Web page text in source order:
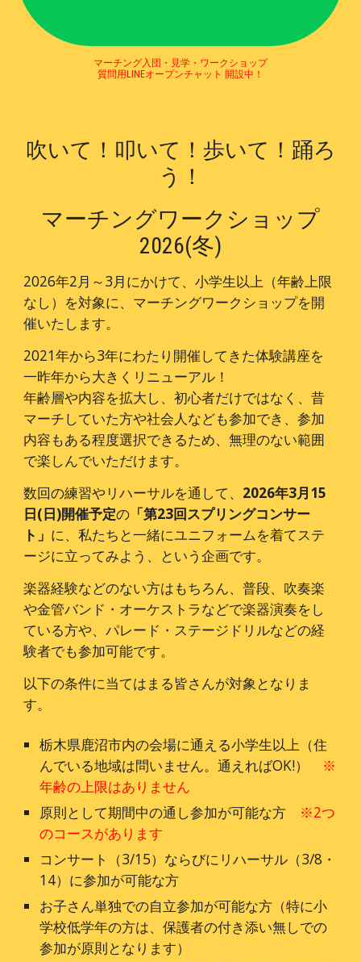
マーチング入団・見学・ワークショップ
質問用LINEオープンチャット 開設中！
吹いて！叩いて！歩いて！踊ろ
う！
マーチングワークショップ
2026(冬)
2026年2月～3月にかけて、小学生以上（年齢上限
なし）を対象に、マーチングワークショップを開
催いたします。
2021年から3年にわたり開催してきた体験講座を
一昨年から大きくリニューアル！
年齢層や内容を拡大し、初心者だけではなく、昔
マーチしていた方や社会人なども参加でき、参加
内容もある程度選択できるため、無理のない範囲
で楽しんでいただけます。
数回の練習やリハーサルを通して、 2026年3月15
日(日)開催予定の 「第23回スプリングコンサー
ト」 に、私たちと一緒にユニフォームを着てステ
ージに立ってみよう、という企画です。
楽器経験などのない方はもちろん、普段、吹奏楽
や金管バンド・オーケストラなどで楽器演奏をし
ている方や、パレード・ステージドリルなどの経
験者でも参加可能です。
以下の条件に当てはまる皆さんが対象となりま
す。
栃木県鹿沼市内の会場に通える小学生以上（住
んでいる地域は問いません。通えればOK!） ※
年齢の上限はありません
原則として期間中の通し参加が可能な方 ※2つ
のコースがあります
コンサート（3/15）ならびにリハーサル（3/8 ・
14）に参加が可能な方
お子さん単独での自立参加が可能な方（特に小
学校低学年の方は、保護者の付き添い無しでの
参加が原則となります）